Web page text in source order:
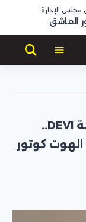
مجلس الإدارة
العاشق
راهول ميشرا يكشف عن مجموعة DEVI..
كوتور